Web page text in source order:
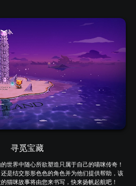
寻觅宝藏
世界中随心所欲塑造只属于自己的喵咪传奇！
是结交形形色色的角色并为他们提供帮助，该
猫咪故事将由您来书写，快来扬帆起航吧！